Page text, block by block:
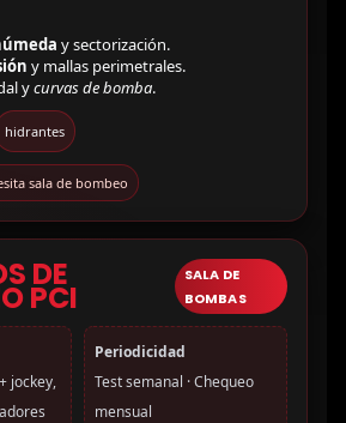
y sectorización.
y mallas perimetrales.
ycurvas de bomba.
hidrantes
sala de bombeo
DE
PCI
SALA DE
BOMBAS
jockey,
Periodicidad
Test semanal · Chequeo
mensual